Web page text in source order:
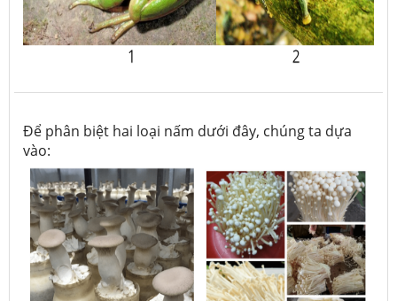
Để phân biệt hai loại nấm dưới đây, chúng ta dựa
vào: